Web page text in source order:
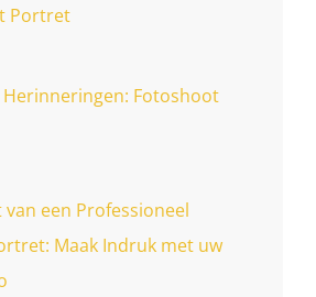
Portret
Fotoshoot
van een Professioneel
Maak Indruk met uw